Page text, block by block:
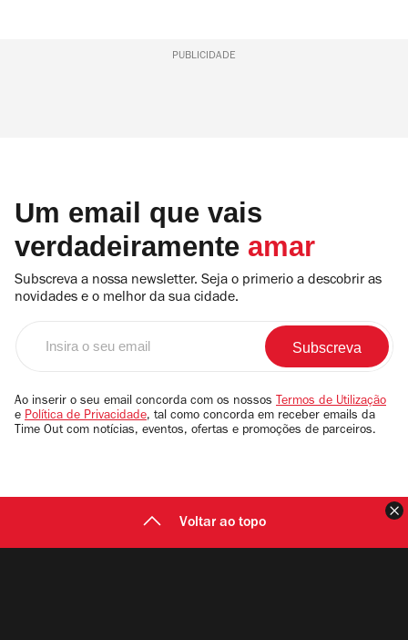
PUBLICIDADE
Um email que vais
verdadeiramente amar
Subscreva a nossa newsletter. Seja o primerio a descobrir as
novidades e o melhor da sua cidade.
email
Ao inserir o seu email concorda com os nossos Termos de Utilização
e Política de Privacidade, tal como concorda em receber emails da
Time Out com notícias, eventos, ofertas e promoções de parceiros.
Voltar ao topo